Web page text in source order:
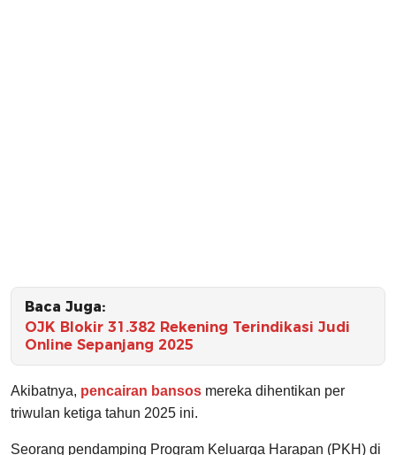
Baca Juga:
OJK Blokir 31.382 Rekening Terindikasi Judi
Online Sepanjang 2025
Akibatnya, pencairan bansos mereka dihentikan per
triwulan ketiga tahun 2025 ini.
Seorang pendamping Program Keluarga Harapan (PKH) di